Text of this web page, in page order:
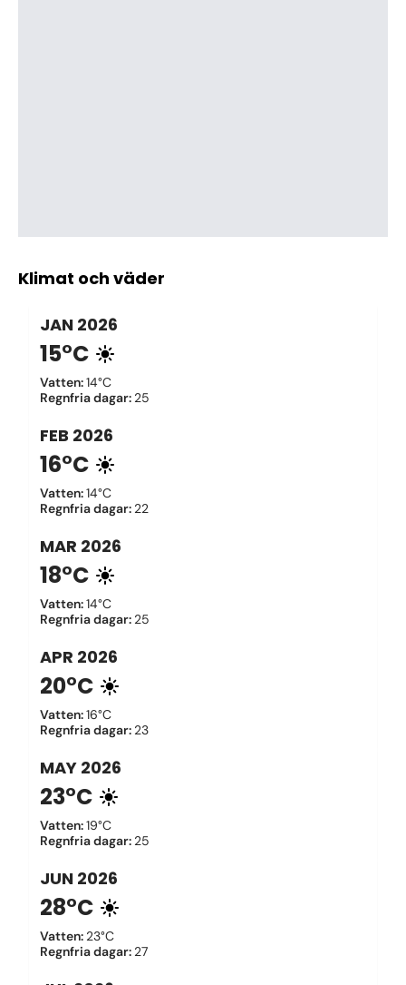
Klimat och väder
JAN 2026
15°C
Vatten:14°C
Regnfria dagar: 25
FEB 2026
16°C
Vatten:14°C
Regnfria dagar: 22
MAR 2026
18°C
Vatten:14°C
Regnfria dagar: 25
APR 2026
20°C
Vatten:16°C
Regnfria dagar: 23
MAY 2026
23°C
Vatten:19°C
Regnfria dagar: 25
JUN 2026
28°C
Vatten: 23°C
Regnfria dagar: 27